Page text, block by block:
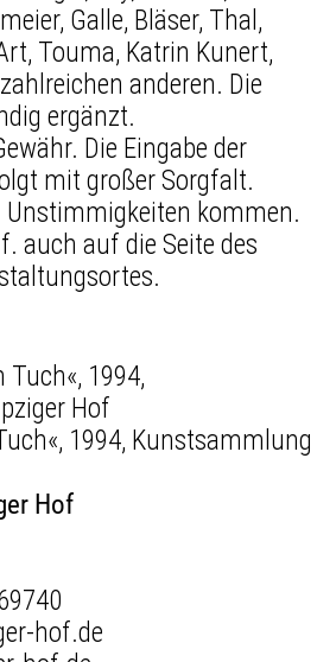
Galle, Bläser, Thal,
Touma, Katrin Kunert,
anderen. Die
ergänzt.
Die Eingabe der
mit großer Sorgfalt.
Unstimmigkeiten kommen.
auch auf die Seite des
1994, Kunstsammlung
Hof
hof.de